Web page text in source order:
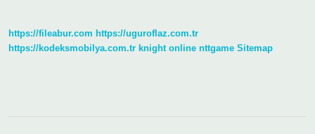
https://fileabur.com https://uguroflaz.com.tr
https://kodeksmobilya.com.tr knight online nttgame Sitemap